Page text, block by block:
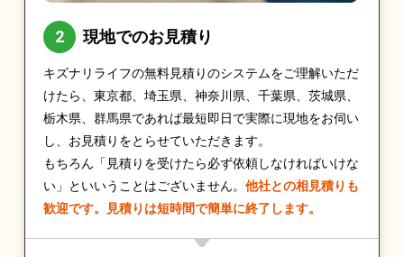
現地でのお見積り
キズナリライフの無料見積りのシステムをご理解いただ
けたら、東京都、埼玉県、神奈川県、千葉県、茨城県、
栃木県、群馬県であれば最短即日で実際に現地をお伺い
し、お見積りをとらせていただきます。
もちろん「見積りを受けたら必ず依頼しなければいけな
い」といいうことはございません。 他社との相見積りも
歓迎です。見積りは短時間で簡単に終了します。